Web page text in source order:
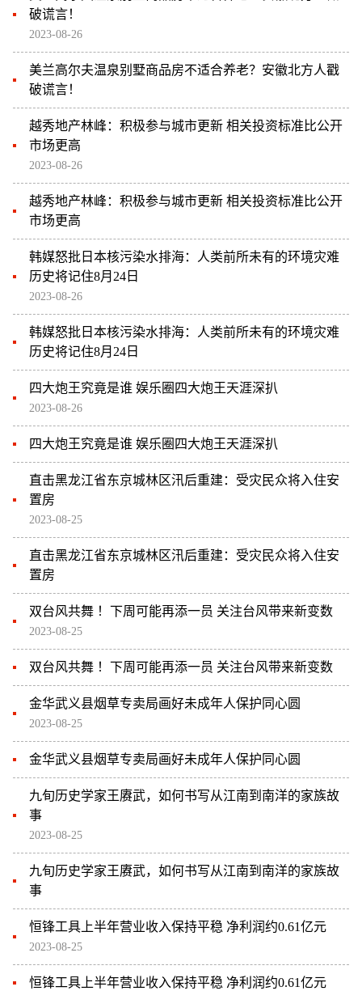
破谎言！
2023-08-26
美兰高尔夫温泉别墅商品房不适合养老？安徽北方人戳
破谎言！
越秀地产林峰：积极参与城市更新 相关投资标准比公开
市场更高
2023-08-26
越秀地产林峰：积极参与城市更新 相关投资标准比公开
市场更高
韩媒怒批日本核污染水排海：人类前所未有的环境灾难
历史将记住8月24日
2023-08-26
韩媒怒批日本核污染水排海：人类前所未有的环境灾难
历史将记住8月24日
四大炮王究竟是谁 娱乐圈四大炮王天涯深扒
2023-08-26
四大炮王究竟是谁 娱乐圈四大炮王天涯深扒
直击黑龙江省东京城林区汛后重建：受灾民众将入住安
置房
2023-08-25
直击黑龙江省东京城林区汛后重建：受灾民众将入住安
置房
双台风共舞 ！下周可能再添一员 关注台风带来新变数
2023-08-25
双台风共舞 ！下周可能再添一员 关注台风带来新变数
金华武义县烟草专卖局画好未成年人保护同心圆
2023-08-25
金华武义县烟草专卖局画好未成年人保护同心圆
九旬历史学家王赓武，如何书写从江南到南洋的家族故
事
2023-08-25
九旬历史学家王赓武，如何书写从江南到南洋的家族故
事
恒锋工具上半年营业收入保持平稳 净利润约0.61亿元
2023-08-25
恒锋工具上半年营业收入保持平稳 净利润约0.61亿元